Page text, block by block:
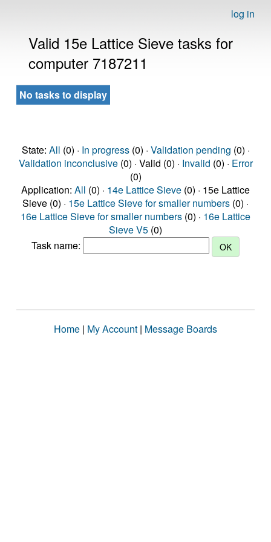
log in
Valid 15e Lattice Sieve tasks for
computer 7187211
No tasks to display
State: All (0) · In progress(0) · Validation pending (0) ·
Validation inconclusive(0) · Valid (0) · Invalid (0) · Error
(0)
Application: All (0) · 14e Lattice Sieve (0) · 15e Lattice
Sieve (0) · 15e Lattice Sieve for smaller numbers (0) ·
16e Lattice Sieve for smaller numbers (0) · 16e Lattice
Sieve V5 (0)
Task name:
Home | My Account | Message Boards